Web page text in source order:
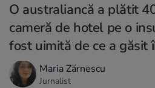
O australiancă a plătit
cameră de hotel pe o
fost uimită de ce a găsit
Maria Zărnescu
Jurnalist